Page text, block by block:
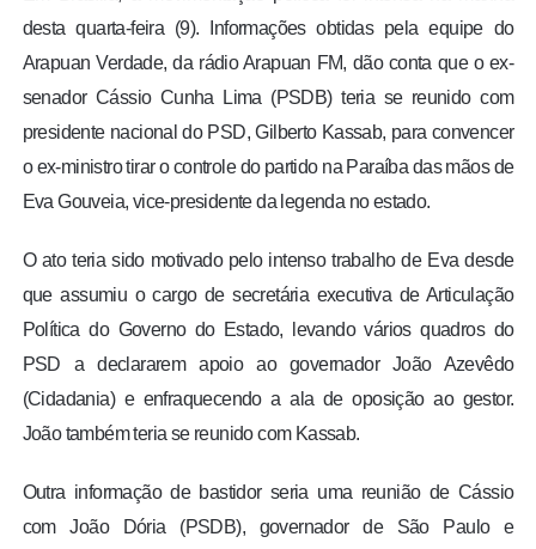
desta quarta-feira (9). Informações obtidas pela equipe do
Arapuan Verdade, da rádio Arapuan FM, dão conta que o ex-
senador Cássio Cunha Lima (PSDB) teria se reunido com
presidente nacional do PSD, Gilberto Kassab, para convencer
o ex-ministro tirar o controle do partido na Paraíba das mãos de
Eva Gouveia, vice-presidente da legenda no estado.
O ato teria sido motivado pelo intenso trabalho de Eva desde
que assumiu o cargo de secretária executiva de Articulação
Política do Governo do Estado, levando vários quadros do
PSD a declararem apoio ao governador João Azevêdo
(Cidadania) e enfraquecendo a ala de oposição ao gestor.
João também teria se reunido com Kassab.
Outra informação de bastidor seria uma reunião de Cássio
com João Dória (PSDB), governador de São Paulo e